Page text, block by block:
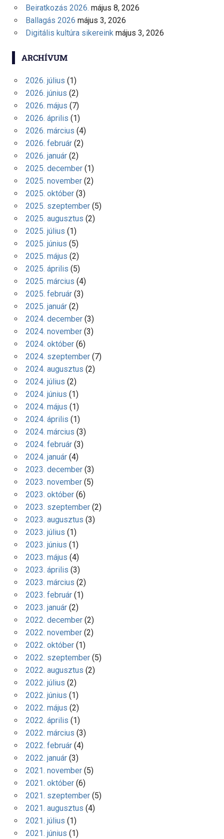
Beiratkozás 2026. május 8, 2026
Ballagás 2026 május 3, 2026
Digitális kultúra sikereink május 3, 2026
ARCHÍVUM
2026. július (1)
2026. június (2)
2026. május (7)
2026. április (1)
2026. március (4)
2026. február(2)
2026. január(2)
2025. december(1)
2025. november(2)
2025. október(3)
2025. szeptember(5)
2025. augusztus (2)
2025. július (1)
2025. június (5)
2025. május (2)
2025. április (5)
2025. március (4)
2025. február(3)
2025. január(2)
2024. december(3)
2024. november(3)
2024. október(6)
2024. szeptember(7)
2024. augusztus (2)
2024. július (2)
2024. június (1)
2024. május (1)
2024. április (1)
2024. március (3)
2024. február(3)
2024. január(4)
2023. december(3)
2023. november(5)
2023. október(6)
2023. szeptember(2)
2023. augusztus (3)
2023. július (1)
2023. június (1)
2023. május (4)
2023. április (3)
2023. március (2)
2023. február(1)
2023. január(2)
2022. december(2)
2022. november(2)
2022. október(1)
2022. szeptember(5)
2022. augusztus (2)
2022. július (2)
2022. június (1)
2022. május (2)
2022. április (1)
2022. március (3)
2022. február(4)
2022. január(3)
2021. november(5)
2021. október(6)
2021. szeptember(5)
2021. augusztus (4)
2021. július (1)
2021. június (1)